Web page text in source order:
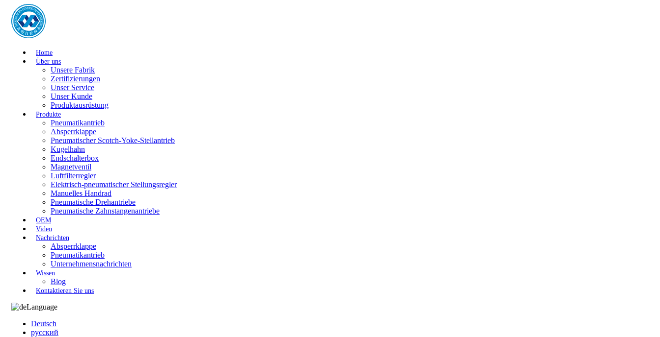
Home
Über uns
Unsere Fabrik
Zertifizierungen
Unser Service
Unser Kunde
Produktausrüstung
Produkte
Pneumatikantrieb
Absperrklappe
Pneumatischer Scotch-Yoke-Stellantrieb
Kugelhahn
Endschalterbox
Magnetventil
Luftfilterregler
Elektrisch-pneumatischer Stellungsregler
Manuelles Handrad
Pneumatische Drehantriebe
Pneumatische Zahnstangenantriebe
OEM
Video
Nachrichten
Absperrklappe
Pneumatikantrieb
Unternehmensnachrichten
Wissen
Blog
Kontaktieren Sie uns
Language
Deutsch
русский